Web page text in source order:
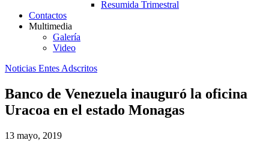
Resumida Trimestral
Contactos
Multimedia
Galería
Video
Noticias Entes Adscritos
Banco de Venezuela inauguró la oficina
Uracoa en el estado Monagas
13 mayo, 2019